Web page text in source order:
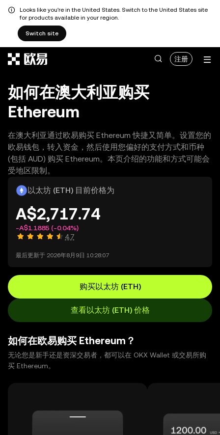
Looks like you're in the United States. Switch to the United States site
for products available in your region.
Switch site
注册
如何在澳大利亚购买
Ethereum
在澳大利亚通过欧易购买 Ethereum 快捷又简单。设置您的
欧易钱包，转入资金，然后使用您偏好的支付方式和币种
(包括 AUD) 购买 Ethereum。本页介绍的功能和方式可能会
受地区限制。
以太坊 (ETH) 目前价格为
A$2,717.74
-A$1.1885 (-0.04%)
4.7
最后更新于 2026年8月9日 10:28:07
购买以太坊 (ETH)
查看以太坊 (ETH) 价格
如何在欧易购买 Ethereum？
无论您是新手还是资深交易者，都可以在 OKX Wallet 或交易所购
买 Ethereum。